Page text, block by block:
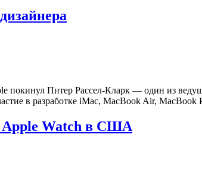
покинул Питер Рассел-Кларк — один из
в разработке iMac, MacBook Air,
Apple Watch в США